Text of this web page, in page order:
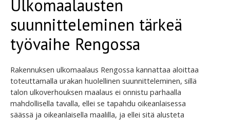
Ulkomaalausten
suunnitteleminen tärkeä
työvaihe Rengossa
Rakennuksen ulkomaalaus Rengossa kannattaa aloittaa
toteuttamalla urakan huolellinen suunnitteleminen, sillä
talon ulkoverhouksen maalaus ei onnistu parhaalla
mahdollisella tavalla, ellei se tapahdu oikeanlaisessa
säässä ja oikeanlaisella maalilla, ja ellei sitä alusteta